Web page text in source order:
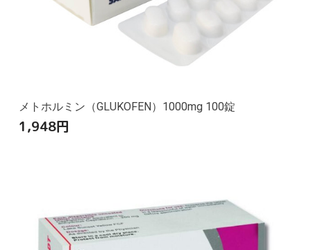
メトホルミン（GLUKOFEN）1000mg 100錠
1,948円